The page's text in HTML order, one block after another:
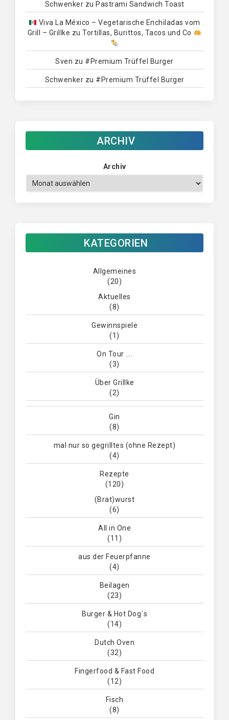
Schwenker zu Pastrami Sandwich Toast
Viva La México – Vegetarische Enchiladas vom
Grill – Grillke zuTortillas, Burittos, Tacos und Co
Sven zu #Premium Trüffel Burger
Schwenker zu #Premium Trüffel Burger
ARCHIV
Archiv
KATEGORIEN
Allgemeines
(20)
Aktuelles
(8)
Gewinnspiele
(1)
On Tour ….
(3)
Über Grillke
(2)
Gin
(8)
mal nur so gegrilltes (ohne Rezept)
(4)
Rezepte
(120)
(Brat)wurst
(6)
All in One
(11)
aus der Feuerpfanne
(4)
Beilagen
(23)
Burger & Hot Dog´s
(14)
Dutch Oven
(32)
Fingerfood & Fast Food
(12)
Fisch
(8)